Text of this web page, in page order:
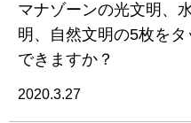
マナゾーンの光文明、
明、自然文明の5枚を
できますか？
2020.3.27